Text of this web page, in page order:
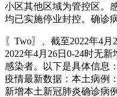
小区其他区域为管控区。
均已实施停业封控。确诊
〖Two〗、截至2022年4
2022年4月26日0-24时无
感染者。以下是具体信息
疫情最新数据：本土病例
新增本土新冠肺炎确诊病